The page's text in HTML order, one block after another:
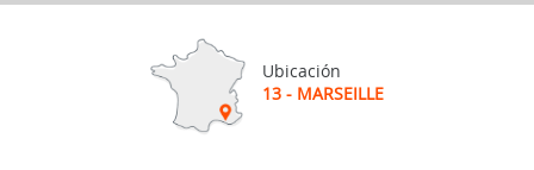
Ubicación
13 - MARSEILLE